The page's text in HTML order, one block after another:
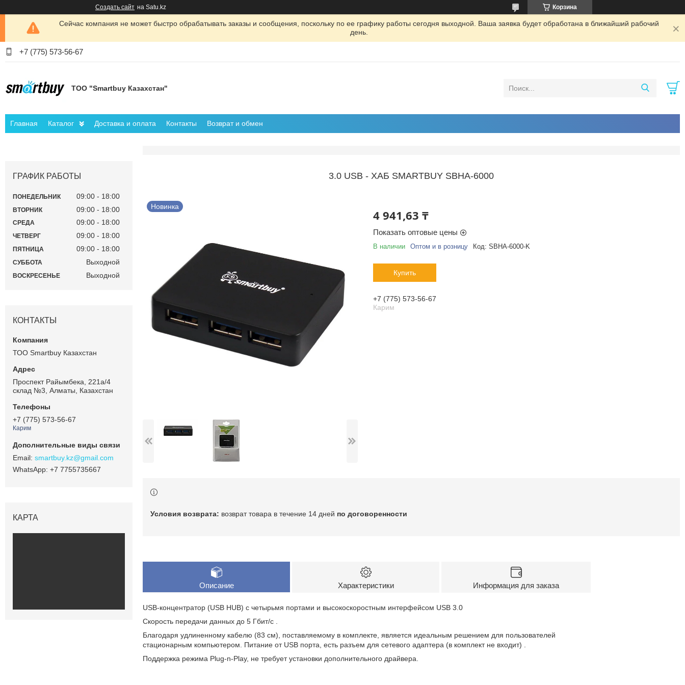
Создать сайт на Satu.kz Корзина
Сейчас компания не может быстро обрабатывать заказы и сообщения, поскольку по ее графику работы сегодня выходной. Ваша заявка будет обработана в ближайший рабочий
день.
+7 (775) 573-56-67
ТОО "Smartbuy Казахстан"
Главная Каталог Доставка и оплата Контакты Возврат и обмен
3.0 USB - XAБ SMARTBUY SBHA-6000
Новинка
4 941,63 ₸
Показать оптовые цены
В наличии Оптом и в розницу Код: SBHA-6000-K
Купить
+7 (775) 573-56-67
Карим
возврат товара в течение 14 дней по договоренности
Описание Характеристики Информация для заказа
USB-концентратор (USB HUB) с четырьмя портами и высокоскоростным интерфейсом USB 3.0
Скорость передачи данных до 5 Гбит/с .
Благодаря удлиненному кабелю (83 см), поставляемому в комплекте, является идеальным решением для пользователей
стационарным компьютером. Питание от USB порта, есть разъем для сетевого адаптера (в комплект не входит) .
Поддержка режима Plug-n-Play, не требует установки дополнительного драйвера.
ГРАФИК РАБОТЫ
ПОНЕДЕЛЬНИК 09:00 18:00
ВТОРНИК 09:00 18:00
СРЕДА 09:00 18:00
ЧЕТВЕРГ 09:00 18:00
ПЯТНИЦА 09:00 18:00
СУББОТА Выходной
ВОСКРЕСЕНЬЕ Выходной
КОНТАКТЫ
ТОО Smartbuy Казахстан
Проспект Райымбека, 221а/4
склад №3, Алматы, Казахстан
+7 (775) 573-56-67
Карим
smartbuy.kz@gmail.com
+7 7755735667
КАРТА